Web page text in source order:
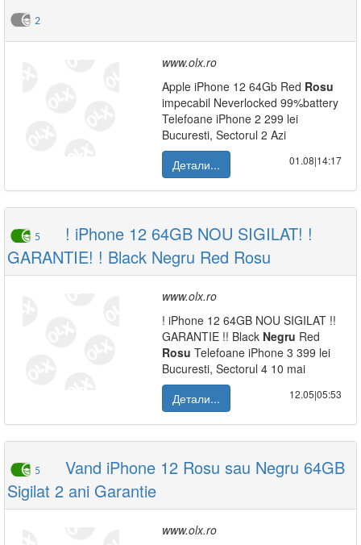
2
www.olx.ro
Apple iPhone 12 64Gb Red Rosu
impecabil Neverlocked 99%battery
Telefoane iPhone 2 299 lei
Bucuresti, Sectorul 2 Azi
Детали...
01.08|14:17
5
! iPhone 12 64GB NOU SIGILAT! !
GARANTIE! ! Black Negru Red Rosu
www.olx.ro
! iPhone 12 64GB NOU SIGILAT !!
GARANTIE !! Black Negru Red
Rosu Telefoane iPhone 3 399 lei
Bucuresti, Sectorul 4 10 mai
Детали...
12.05|05:53
5
Vand iPhone 12 Rosu sau Negru 64GB
Sigilat 2 ani Garantie
www.olx.ro